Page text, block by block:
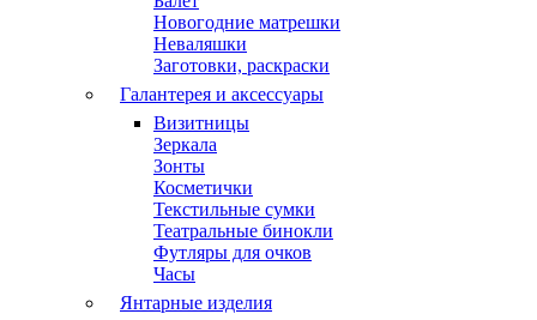
Новогодние матрешки
Неваляшки
Заготовки, раскраски
Галантерея и аксессуары
Визитницы
Зеркала
Зонты
Косметички
Текстильные сумки
Театральные бинокли
Футляры для очков
Часы
Янтарные изделия